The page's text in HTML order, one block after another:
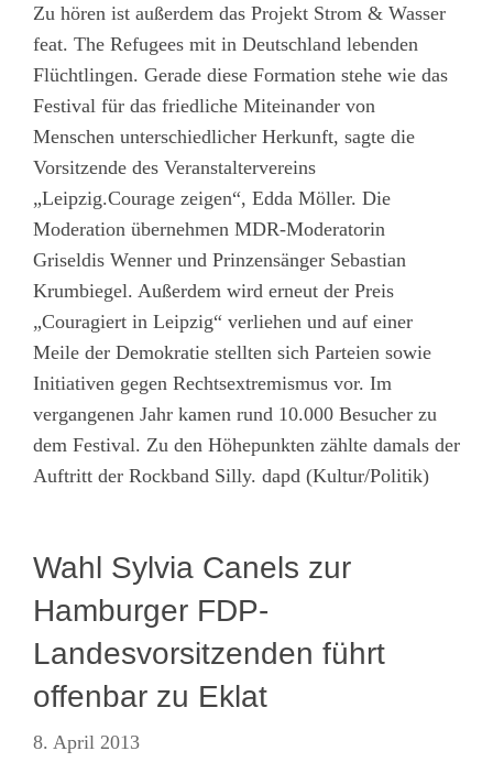
Zu hören ist außerdem das Projekt Strom & Wasser
feat. The Refugees mit in Deutschland lebenden
Flüchtlingen. Gerade diese Formation stehe wie das
Festival für das friedliche Miteinander von
Menschen unterschiedlicher Herkunft, sagte die
Vorsitzende des Veranstaltervereins
„Leipzig.Courage zeigen“, Edda Möller. Die
Moderation übernehmen MDR-Moderatorin
Griseldis Wenner und Prinzensänger Sebastian
Krumbiegel. Außerdem wird erneut der Preis
„Couragiert in Leipzig“ verliehen und auf einer
Meile der Demokratie stellten sich Parteien sowie
Initiativen gegen Rechtsextremismus vor. Im
vergangenen Jahr kamen rund 10.000 Besucher zu
dem Festival. Zu den Höhepunkten zählte damals der
Auftritt der Rockband Silly. dapd (Kultur/Politik)
Wahl Sylvia Canels zur
Hamburger FDP-
Landesvorsitzenden führt
offenbar zu Eklat
8. April 2013